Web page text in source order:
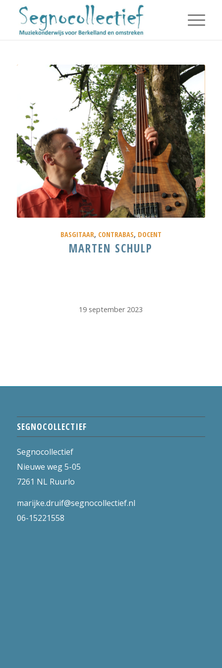
BASGITAAR, CONTRABAS, DOCENT
MARTEN SCHULP
19 september 2023
SEGNOCOLLECTIEF
Segnocollectief
Nieuwe weg 5-05
7261 NL Ruurlo
marijke.druif@segnocollectief.nl
06-15221558